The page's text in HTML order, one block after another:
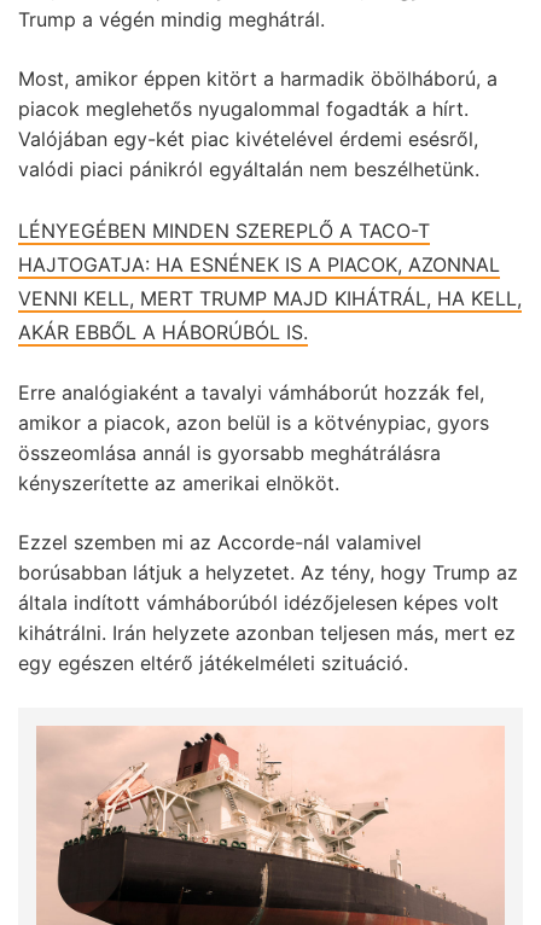
Trump a végén mindig meghátrál.
Most, amikor éppen kitört a harmadik öbölháború, a
piacok meglehetős nyugalommal fogadták a hírt.
Valójában egy-két piac kivételével érdemi esésről,
valódi piaci pánikról egyáltalán nem beszélhetünk.
LÉNYEGÉBEN MINDEN SZEREPLŐ A TACO-T
HAJTOGATJA: HA ESNÉNEK IS A PIACOK, AZONNAL
VENNI KELL, MERT TRUMP MAJD KIHÁTRÁL, HA KELL,
AKÁR EBBŐL A HÁBORÚBÓL IS.
Erre analógiaként a tavalyi vámháborút hozzák fel,
amikor a piacok, azon belül is a kötvénypiac, gyors
összeomlása annál is gyorsabb meghátrálásra
kényszerítette az amerikai elnököt.
Ezzel szemben mi az Accorde-nál valamivel
borúsabban látjuk a helyzetet. Az tény, hogy Trump az
általa indított vámháborúból idézőjelesen képes volt
kihátrálni. Irán helyzete azonban teljesen más, mert ez
egy egészen eltérő játékelméleti szituáció.